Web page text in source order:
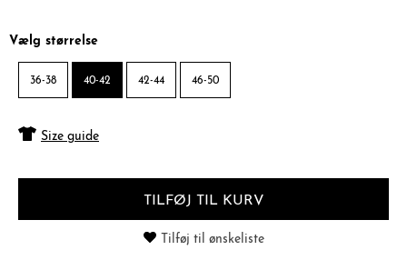
Vælg størrelse
36-38 40-42 42-44 46-50
Size guide
TILFØJ TIL KURV
Tilføj til ønskeliste